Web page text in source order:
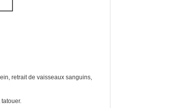
retrait de vaisseaux sanguins,